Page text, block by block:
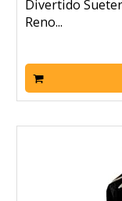
Divertido
Reno...